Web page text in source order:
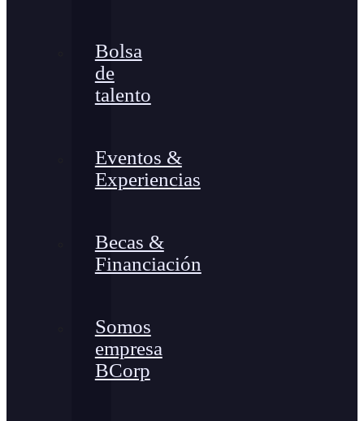
Bolsa
de
talento
Eventos &
Experiencias
Becas &
Financiación
Somos
empresa
BCorp